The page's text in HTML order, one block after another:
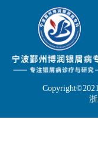
Copyright©2021